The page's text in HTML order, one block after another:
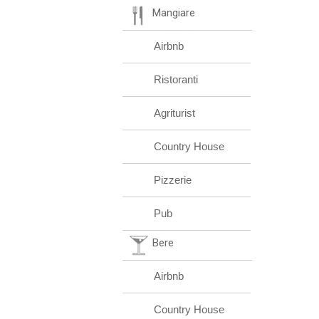
Mangiare
Airbnb
Ristoranti
Agriturist
Country House
Pizzerie
Pub
Bere
Airbnb
Country House